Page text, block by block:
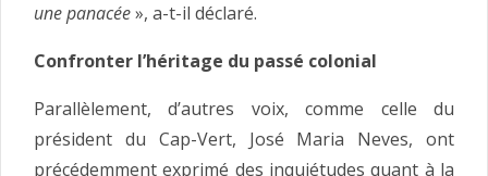
une panacée», a-t-il déclaré.
Confronter l’héritage du passé colonial
Parallèlement, d’autres voix, comme celle du
président du Cap-Vert, José Maria Neves, ont
précédemment exprimé des inquiétudes quant à la